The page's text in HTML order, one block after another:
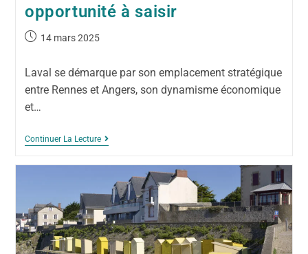
opportunité à saisir
14 mars 2025
Laval se démarque par son emplacement stratégique
entre Rennes et Angers, son dynamisme économique
et…
Continuer La Lecture